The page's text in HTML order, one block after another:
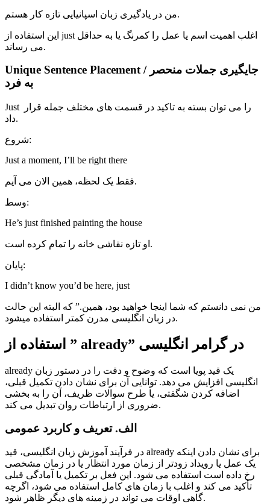
من در یادگیری زبان اسپانیایی تازه کار هستم.
این استفاده از just اغلب اهمیت اسم یا عمل را کمرنگ یا به حداقل
می رساند.
Unique Sentence Placement / جایگیری جملات منحصر
به فرد
Just را می توان بسته به تاکید در قسمت های مختلف جمله قرار
داد.
شروع:
Just a moment, I’ll be right there
فقط یک لحظه، همین الان می آیم.
وسط:
He’s just finished painting the house
او تازه نقاشی خانه را تمام کرده است.
پایان:
I didn’t know you’d be here, just
من نمی دانستم که شما اینجا خواهید بود، همین.” که البته این حالت
در زبان انگلیسی مدرن کمتر استفاده میشود.
استفاده از ” already” در گرامر انگلیسی
already یک قید پویا است که وضوح و دقت را در دستور زبان
انگلیسی افزایش می دهد. توانایی آن برای نشان دادن تکمیل قبلی،
اضافه کردن شگفتی، یا طرح سوالات ظریف، آن را به بخشی
ضروری از ارتباطات روان تبدیل می کند.
الف. تعریف و کاربرد عمومی
در فرآیند آموزش زبان انگلیسی، قید already برای نشان دادن اینکه
یک عمل یا رویداد زودتر از زمان مورد انتظار یا در زمان مشخصی
رخ داده است استفاده می شود. این فعل بر تکمیل یا آمادگی قبلی
تأکید می کند و اغلب با زمان های کامل استفاده می شود، اگرچه
گاهی اوقات می تواند در زمینه های دیگر ظاهر شود.